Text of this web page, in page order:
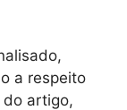
a respeito
artigo,